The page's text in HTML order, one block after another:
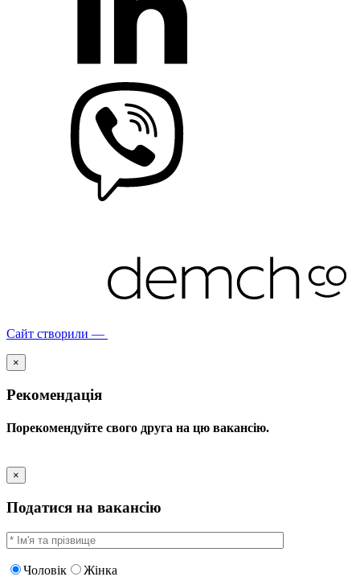
Сайт створили —
×
Рекомендація
Порекомендуйте свого друга на цю вакансію.
×
Податися на вакансію
Чоловік Жінка